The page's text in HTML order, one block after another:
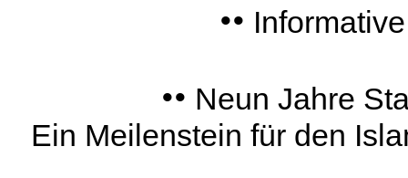
•• I
•• Neun Jahre
Ein Meilenstein für den